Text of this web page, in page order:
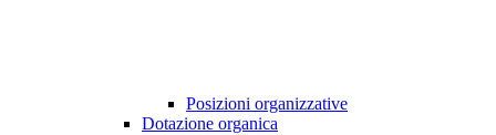
Posizioni organizzative
Dotazione organica